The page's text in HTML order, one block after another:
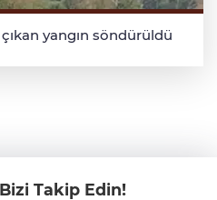
yangın söndürüldü
Bizi Takip Edin!